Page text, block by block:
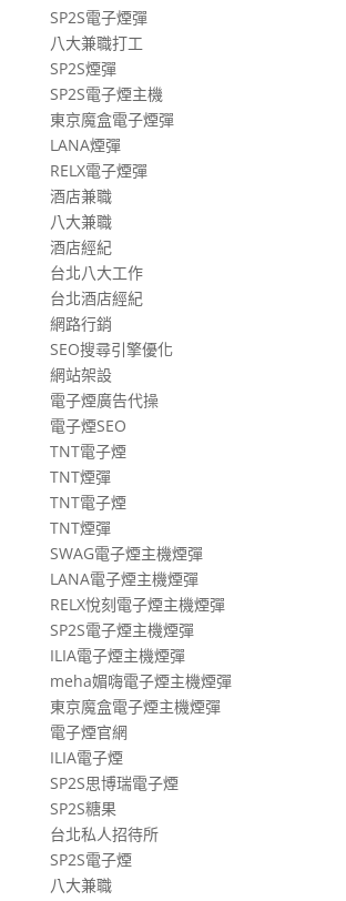
SP2S電子煙彈
八大兼職打工
SP2S煙彈
SP2S電子煙主機
東京魔盒電子煙彈
LANA煙彈
RELX電子煙彈
酒店兼職
八大兼職
酒店經紀
台北八大工作
台北酒店經紀
網路行銷
SEO搜尋引擎優化
網站架設
電子煙廣告代操
電子煙SEO
TNT電子煙
TNT煙彈
TNT電子煙
TNT煙彈
SWAG電子煙主機煙彈
LANA電子煙主機煙彈
RELX悅刻電子煙主機煙彈
SP2S電子煙主機煙彈
ILIA電子煙主機煙彈
meha媚嗨電子煙主機煙彈
東京魔盒電子煙主機煙彈
電子煙官網
ILIA電子煙
SP2S思博瑞電子煙
SP2S糖果
台北私人招待所
SP2S電子煙
八大兼職